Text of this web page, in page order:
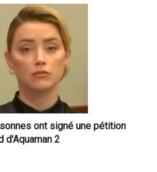
ont signé une pétition
d'Aquaman 2